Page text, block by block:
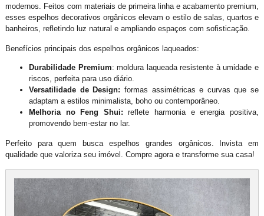
modernos. Feitos com materiais de primeira linha e acabamento premium,
esses espelhos decorativos orgânicos elevam o estilo de salas, quartos e
banheiros, refletindo luz natural e ampliando espaços com sofisticação.
Benefícios principais dos espelhos orgânicos laqueados:
Durabilidade Premium: moldura laqueada resistente à umidade e
riscos, perfeita para uso diário.
Versatilidade de Design: formas assimétricas e curvas que se
adaptam a estilos minimalista, boho ou contemporâneo.
Melhoria no Feng Shui: reflete harmonia e energia positiva,
promovendo bem-estar no lar.
Perfeito para quem busca espelhos grandes orgânicos. Invista em
qualidade que valoriza seu imóvel. Compre agora e transforme sua casa!